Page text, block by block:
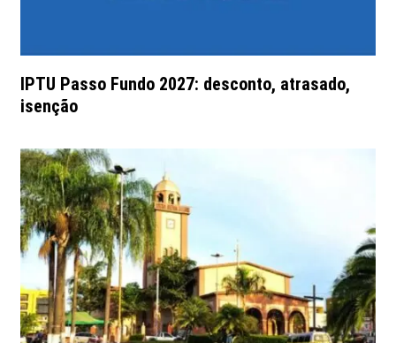
IPTU Passo Fundo 2027: desconto, atrasado,
isenção